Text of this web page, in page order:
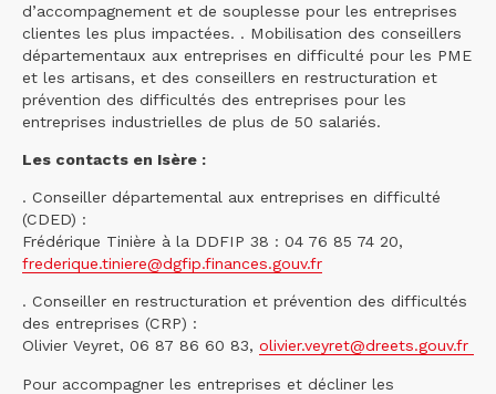
d’accompagnement et de souplesse pour les entreprises
clientes les plus impactées. . Mobilisation des conseillers
départementaux aux entreprises en difficulté pour les PME
et les artisans, et des conseillers en restructuration et
prévention des difficultés des entreprises pour les
entreprises industrielles de plus de 50 salariés.
Les contacts en Isère :
. Conseiller départemental aux entreprises en difficulté
(CDED) :
Frédérique Tinière à la DDFIP 38 : 04 76 85 74 20,
frederique.tiniere@dgfip.finances.gouv.fr
. Conseiller en restructuration et prévention des difficultés
des entreprises (CRP) :
Olivier Veyret, 06 87 86 60 83, olivier.veyret@dreets.gouv.fr
Pour accompagner les entreprises et décliner les